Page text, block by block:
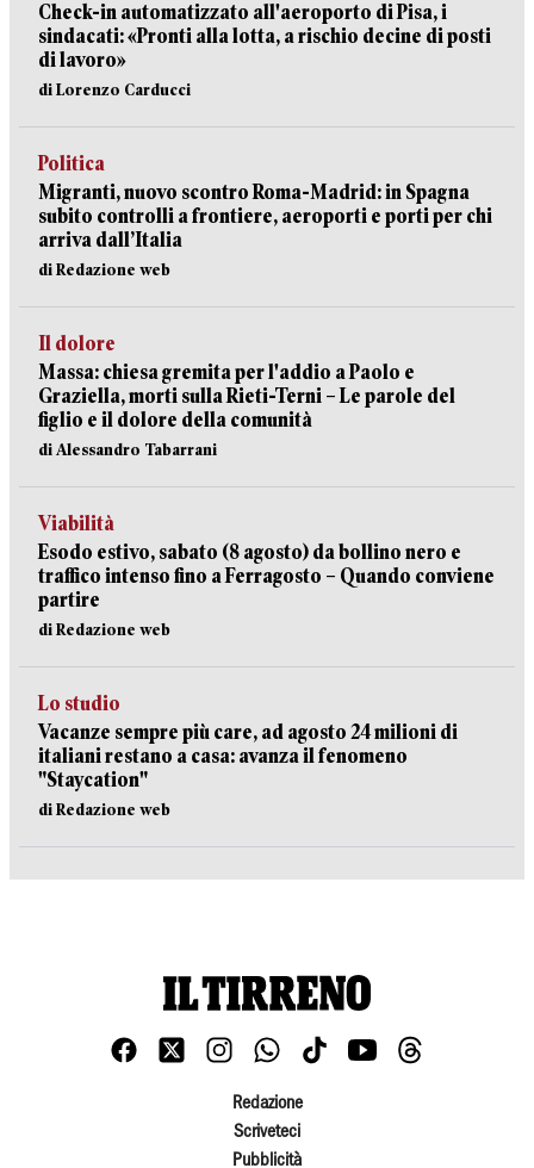
Check-in automatizzato all'aeroporto di Pisa, i
sindacati: «Pronti alla lotta, a rischio decine di posti
di lavoro»
di Lorenzo Carducci
Politica
Migranti, nuovo scontro Roma-Madrid: in Spagna
subito controlli a frontiere, aeroporti e porti per chi
arriva dall’Italia
di Redazione web
Il dolore
Massa: chiesa gremita per l'addio a Paolo e
Graziella, morti sulla Rieti-Terni – Le parole del
figlio e il dolore della comunità
di Alessandro Tabarrani
Viabilità
Esodo estivo, sabato (8 agosto) da bollino nero e
traffico intenso fino a Ferragosto – Quando conviene
partire
di Redazione web
Lo studio
Vacanze sempre più care, ad agosto 24 milioni di
italiani restano a casa: avanza il fenomeno
"Staycation"
di Redazione web
Redazione
Scriveteci
Pubblicità